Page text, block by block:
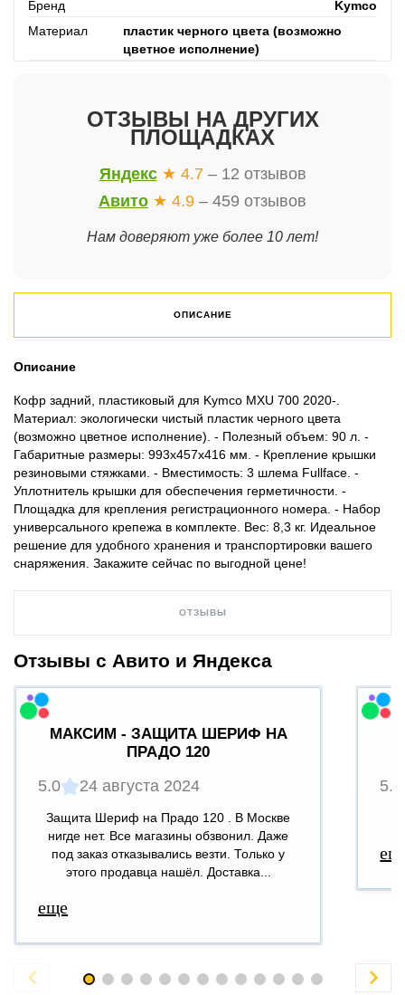
Бренд
Kymco
Материал
пластик черного цвета (возможно
цветное исполнение)
ОТЗЫВЫ НА ДРУГИХ
ПЛОЩАДКАХ
Яндекс ★ 4.7 – 12 отзывов
Авито ★ 4.9 – 459 отзывов
Нам доверяют уже более 10 лет!
ОПИСАНИЕ
Описание
Кофр задний, пластиковый для Kymco MXU 700 2020-.
Материал: экологически чистый пластик черного цвета
(возможно цветное исполнение). - Полезный объем: 90 л. -
Габаритные размеры: 993х457х416 мм. - Крепление крышки
резиновыми стяжками. - Вместимость: 3 шлема Fullface. -
Уплотнитель крышки для обеспечения герметичности. -
Площадка для крепления регистрационного номера. - Набор
универсального крепежа в комплекте. Вес: 8,3 кг. Идеальное
решение для удобного хранения и транспортировки вашего
снаряжения. Закажите сейчас по выгодной цене!
ОТЗЫВЫ
Отзывы с Авито и Яндекса
МАКСИМ - ЗАЩИТА ШЕРИФ НА
ПРАДО 120
5.0 24 августа 2024
Защита Шериф на Прадо 120 . В Москве
нигде нет. Все магазины обзвонил. Даже
под заказ отказывались везти. Только у
этого продавца нашёл. Доставка...
еще
5.0
 